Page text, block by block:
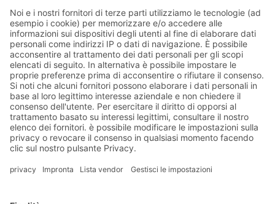
Friendly Captcha
Invia *= Richiesto
Soluzioni BITO Consulenza e servizi